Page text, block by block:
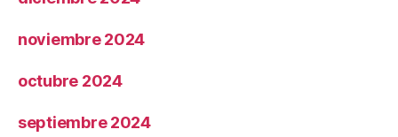
noviembre 2024
octubre 2024
septiembre 2024